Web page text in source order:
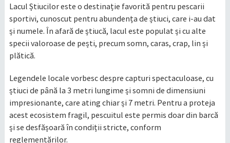
Lacul Știucilor este o destinație favorită pentru pescarii
sportivi, cunoscut pentru abundența de știuci, care i-au dat
și numele. În afară de știucă, lacul este populat și cu alte
specii valoroase de pești, precum somn, caras, crap, lin și
plătică.
Legendele locale vorbesc despre capturi spectaculoase, cu
știuci de până la 3 metri lungime și somni de dimensiuni
impresionante, care ating chiar și 7 metri. Pentru a proteja
acest ecosistem fragil, pescuitul este permis doar din barcă
și se desfășoară în condiții stricte, conform
reglementărilor.